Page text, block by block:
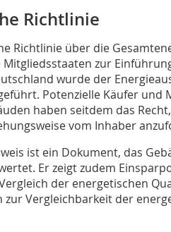
Richtlinie
Richtlinie über die
zur
wurde der
Potenzielle Käufer und
haben seitdem das
vom Inhaber
ist ein Dokument, das
Er zeigt zu­­dem
der energetischen
Vergleichbarkeit der